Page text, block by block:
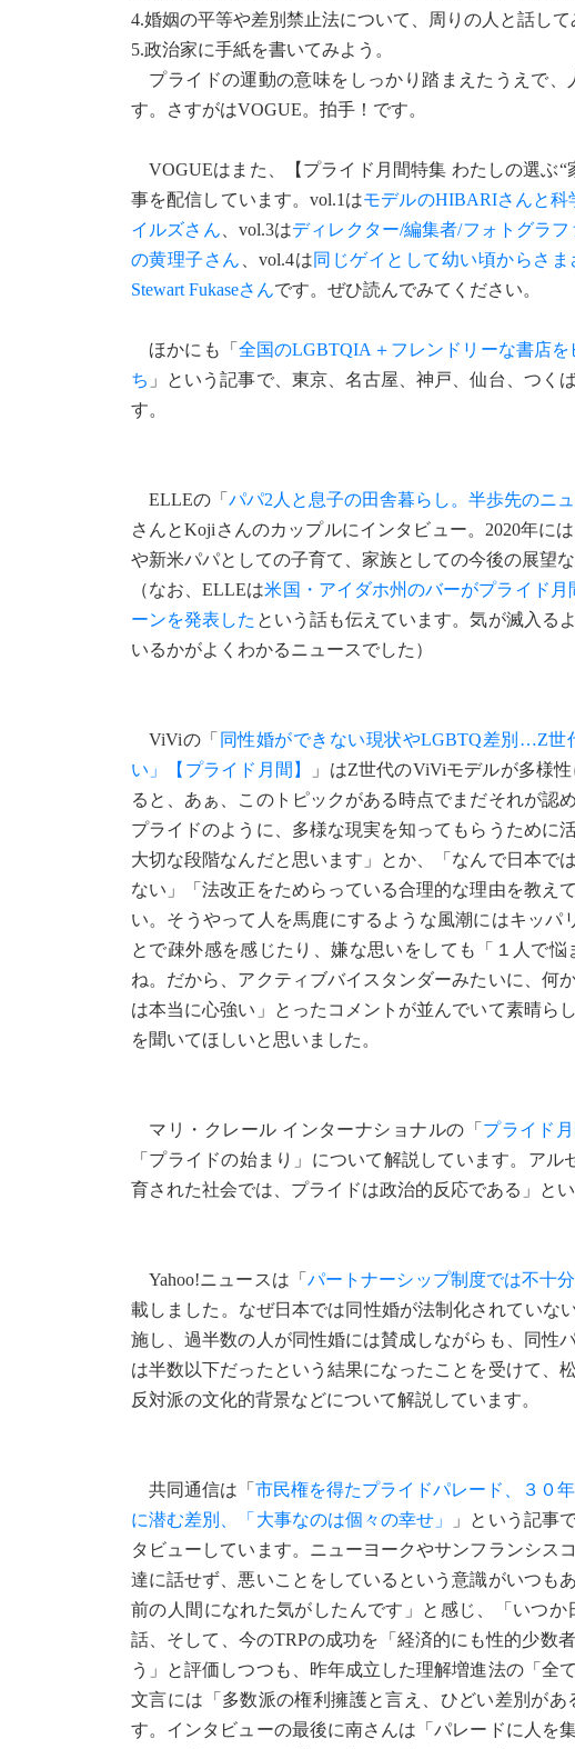
4.婚姻の平等や差別禁止法について、周りの人と話して
5.政治家に手紙を書いてみよう。
プライドの運動の意味をしっかり踏まえたうえで
す。さすがはVOGUE。拍手！です。
VOGUEはまた、【プライド月間特集 わたしの選ぶ“
事を配信しています。vol.1はモデルのHIBARIさんと科
イルズさん 、vol.3はディレクター/編集者/フォトグラ
の黄理子さん
、vol.4は同じゲイとして幼い頃からさま
Stewart Fukaseさんです。ぜひ読んでみてください。
ほかにも「 全国のLGBTQIA＋フレンドリーな書店
ち 」という記事で、東京、名古屋、神戸、仙台、つく
す。
ELLEの「 パパ2人と息子の田舎暮らし。半歩先のニ
さんとKojiさんのカップルにインタビュー。2020年に
や新米パパとしての子育て、家族としての今後の展望
（なお、ELLEは米国・アイダホ州のバーがプライド
ーンを発表した という話も伝えています。気が滅入る
いるかがよくわかるニュースでした）
ViViの「 同性婚ができない現状やLGBTQ差別…Z世
い」【プライド月間】
」はZ世代のViViモデルが多様
ると、あぁ、このトピックがある時点でまだそれが認
プライドのように、多様な現実を知ってもらうために
大切な段階なんだと思います」とか、「なんで日本
ない」「法改正をためらっている合理的な理由を教え
い。そうやって人を馬鹿にするような風潮にはキッ
とで疎外感を感じたり、嫌な思いをしても「１人で
ね。だから、アクティブバイスタンダーみたいに、何
は本当に心強い」とったコメントが並んでいて素晴ら
を聞いてほしいと思いました。
マリ・クレール インターナショナルの「 プライド
「プライドの始まり」について解説しています。ア
育された社会では、プライドは政治的反応である」と
Yahoo!ニュースは「 パートナーシップ制度では不十
載しました。なぜ日本では同性婚が法制化されていな
施し、過半数の人が同性婚には賛成しながらも、同性
は半数以下だったという結果になったことを受けて、
反対派の文化的背景などについて解説しています。
共同通信は「 市民権を得たプライドパレード、３０
に潜む差別、「大事なのは個々の幸せ」
」という記事
タビューしています。ニューヨークやサンフランシス
達に話せず、悪いことをしているという意識がいつも
前の人間になれた気がしたんです」と感じ、「いつ
話、そして、今のTRPの成功を「経済的にも性的少数
う」と評価しつつも、昨年成立した理解増進法の「全
文言には「多数派の権利擁護と言え、ひどい差別が
す。インタビューの最後に南さんは「パレードに人を